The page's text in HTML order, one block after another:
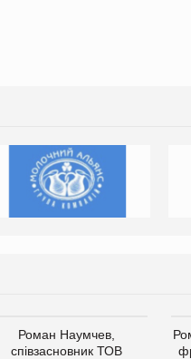
Роман Наумчев,
співзасновник ТОВ